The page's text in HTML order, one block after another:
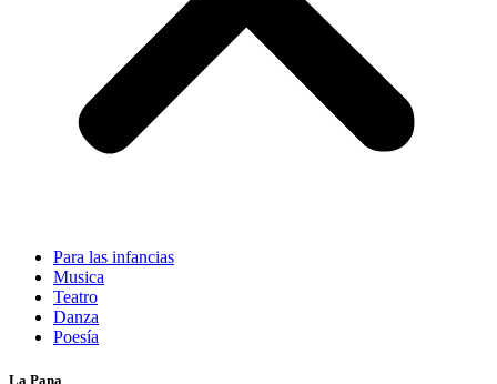
Para las infancias
Musica
Teatro
Danza
Poesía
La Pana